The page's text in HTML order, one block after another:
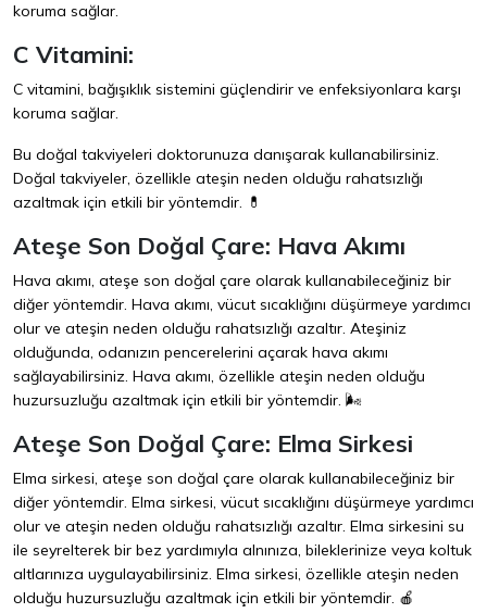
koruma sağlar.
C Vitamini:
C vitamini, bağışıklık sistemini güçlendirir ve enfeksiyonlara karşı
koruma sağlar.
Bu doğal takviyeleri doktorunuza danışarak kullanabilirsiniz.
Doğal takviyeler, özellikle ateşin neden olduğu rahatsızlığı
azaltmak için etkili bir yöntemdir. 💊
Ateşe Son Doğal Çare: Hava Akımı
Hava akımı, ateşe son doğal çare olarak kullanabileceğiniz bir
diğer yöntemdir. Hava akımı, vücut sıcaklığını düşürmeye yardımcı
olur ve ateşin neden olduğu rahatsızlığı azaltır. Ateşiniz
olduğunda, odanızın pencerelerini açarak hava akımı
sağlayabilirsiniz. Hava akımı, özellikle ateşin neden olduğu
huzursuzluğu azaltmak için etkili bir yöntemdir. 🌬️
Ateşe Son Doğal Çare: Elma Sirkesi
Elma sirkesi, ateşe son doğal çare olarak kullanabileceğiniz bir
diğer yöntemdir. Elma sirkesi, vücut sıcaklığını düşürmeye yardımcı
olur ve ateşin neden olduğu rahatsızlığı azaltır. Elma sirkesini su
ile seyrelterek bir bez yardımıyla alnınıza, bileklerinize veya koltuk
altlarınıza uygulayabilirsiniz. Elma sirkesi, özellikle ateşin neden
olduğu huzursuzluğu azaltmak için etkili bir yöntemdir. 🍎